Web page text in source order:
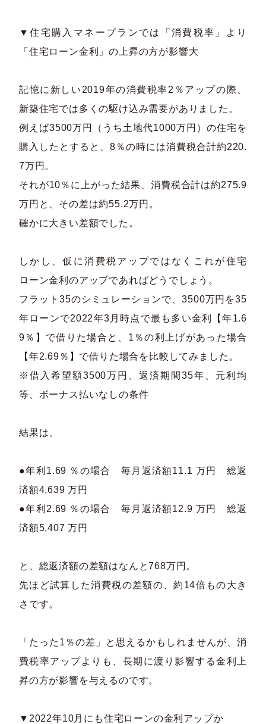
▼住宅購入マネープランでは「消費税率」より
「住宅ローン金利」の上昇の方が影響大​
記憶に新しい2019年の消費税率2％アップの際、
新築住宅では多くの駆け込み需要がありました。​
例えば3500万円（うち土地代1000万円）の住宅を
購入したとすると、8％の時には消費税合計約220.
7万円。​
それが10％に上がった結果、消費税合計は約275.9
万円と、その差は約55.2万円。​
確かに大きい差額でした。​
しかし、仮に消費税アップではなくこれが住宅
ローン金利のアップであればどうでしょう。​
フラット35のシミュレーションで、3500万円を35
年ローンで2022年3月時点で最も多い金利【年1.6
9％】で借りた場合と、1％の利上げがあった場合
【年2.69％】で借りた場合を比較してみました。​
※借入希望額3500万円、返済期間35年、元利均
等、ボーナス払いなしの条件
結果は、​
●年利1.69 ％の場合 毎月返済額11.1 万円 総返
済額4,639 万円​
●年利2.69 ％の場合 毎月返済額12.9 万円 総返
済額5,407 万円​
と、総返済額の差額はなんと768万円。​
先ほど試算した消費税の差額の、約14倍もの大き
さです。​
「たった1％の差」と思えるかもしれませんが、消
費税率アップよりも、長期に渡り影響する金利上
昇の方が影響を与えるのです。​
▼2022年10月にも住宅ローンの金利アップか​